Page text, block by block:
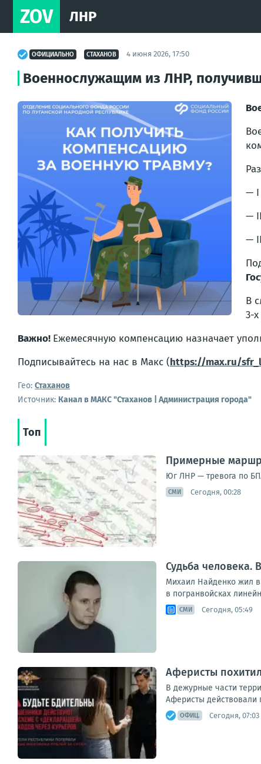
ZOV ЛНР
ОФИЦИАЛЬНО СТАХАНОВ 4 июня 2026, 17:50
Военнослужащим из ЛНР,
— I
—
—
В
3-
Важно! Ежемесячную компенсацию назначает
Подписывайтесь на нас в Макс (https://max.ru/
Гео: Стаханов
Источник: Канал в МАКС "Стаханов | Администрация города"
Топ
Примерные
Юг ЛНР — тревога по
СМИ Сегодня, 00:28
Судьба человека.
Михаил Найденко жил в
в погранвойсках
СМИ Сегодня, 05:49
Аферисты
В дежурные части
Аферисты действовали
ОФИЦ. Сегодня, 07:03